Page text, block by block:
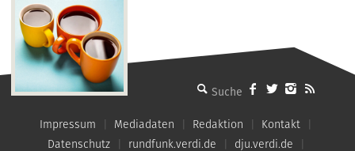
MMM - Menschen machen Medien
Impressum Mediadaten Redaktion
Kontakt
Datenschutz
rundfunk.verdi.de dju.verdi.de